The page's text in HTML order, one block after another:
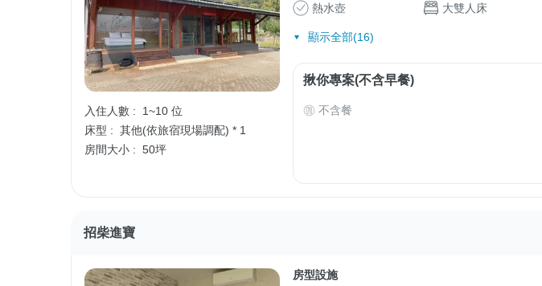
入住人數 :
1~10 位
床型 : 其他(依旅宿現場調配) * 1
房間大小 : 50坪
熱水壺
大雙人床
顯示全部(16)
揪你專案(不含早餐)
不含餐
招柴進寶
房型設施